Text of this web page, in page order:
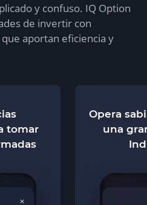
y confuso. IQ Option
de invertir con
aportan eficiencia y
tomar
Opera
una